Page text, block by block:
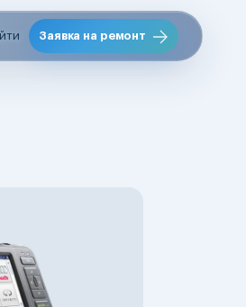
Заявка на ремонт